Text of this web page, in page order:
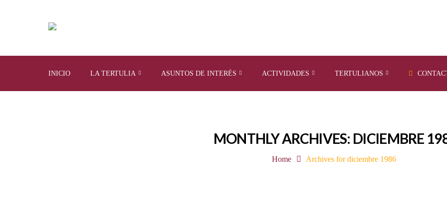
INICIO LA TERTULIA ASUNTOS DE INTERÉS ACTIVIDADES TERTULIANOS
MONTHLY ARCHIVES: DICIEMBRE
Home Archives for diciembre 1986